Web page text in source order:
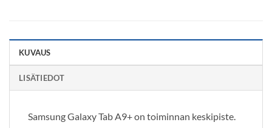
KUVAUS
LISÄTIEDOT
Samsung Galaxy Tab A9+ on toiminnan keskipiste.